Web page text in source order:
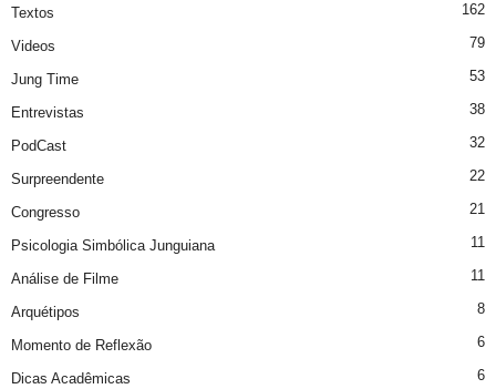
Textos 162
Videos 79
Jung Time 53
Entrevistas 38
PodCast 32
Surpreendente 22
Congresso 21
Psicologia Simbólica Junguiana 11
Análise de Filme 11
Arquétipos 8
Momento de Reflexão 6
Dicas Acadêmicas 6